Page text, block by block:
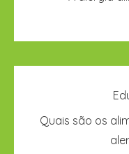
exemplo
Quais são os
Muitos
pela maior parte
marisco,